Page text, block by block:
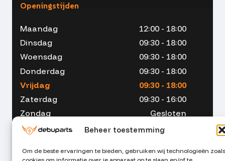
Beheer toestemming
Om de beste ervaringen te bieden, gebruiken wij technologieën zoals
Openingstijden
Maandag
12:00 - 18:00
Dinsdag
09:30 - 18:00
Woensdag
09:30 - 18:00
Donderdag
09:30 - 18:00
Vrijdag
09:30 - 18:00
Zaterdag
09:30 - 16:00
Zondag
Gesloten